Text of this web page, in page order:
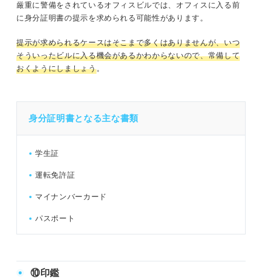
厳重に警備をされているオフィスビルでは、オフィスに入る前
に身分証明書の提示を求められる可能性があります。
提示が求められるケースはそこまで多くはありませんが、いつ
そういったビルに入る機会があるかわからないので、常備して
おくようにしましょう。
身分証明書となる主な書類
学生証
運転免許証
マイナンバーカード
パスポート
⑩印鑑